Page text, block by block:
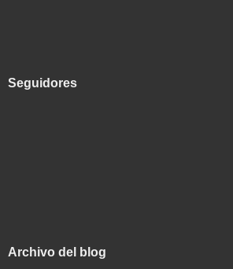
Seguidores
Archivo del blog